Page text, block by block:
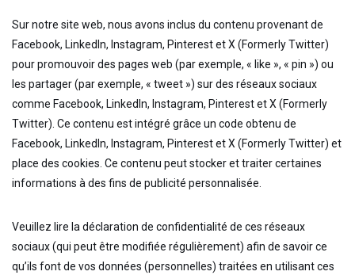
Sur notre site web, nous avons inclus du contenu provenant de
Facebook, LinkedIn, Instagram, Pinterest et X (Formerly Twitter)
pour promouvoir des pages web (par exemple, « like », « pin ») ou
les partager (par exemple, « tweet ») sur des réseaux sociaux
comme Facebook, LinkedIn, Instagram, Pinterest et X (Formerly
Twitter). Ce contenu est intégré grâce un code obtenu de
Facebook, LinkedIn, Instagram, Pinterest et X (Formerly Twitter) et
place des cookies. Ce contenu peut stocker et traiter certaines
informations à des fins de publicité personnalisée.
Veuillez lire la déclaration de confidentialité de ces réseaux
sociaux (qui peut être modifiée régulièrement) afin de savoir ce
qu’ils font de vos données (personnelles) traitées en utilisant ces